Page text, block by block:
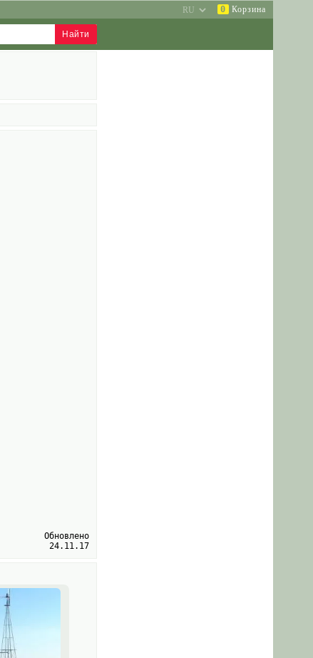
0 Корзина
Обновлено
24.11.17